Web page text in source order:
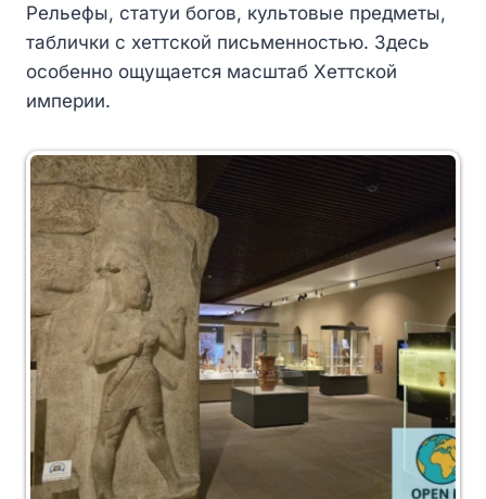
Рельефы, статуи богов, культовые предметы,
таблички с хеттской письменностью. Здесь
особенно ощущается масштаб Хеттской
империи.